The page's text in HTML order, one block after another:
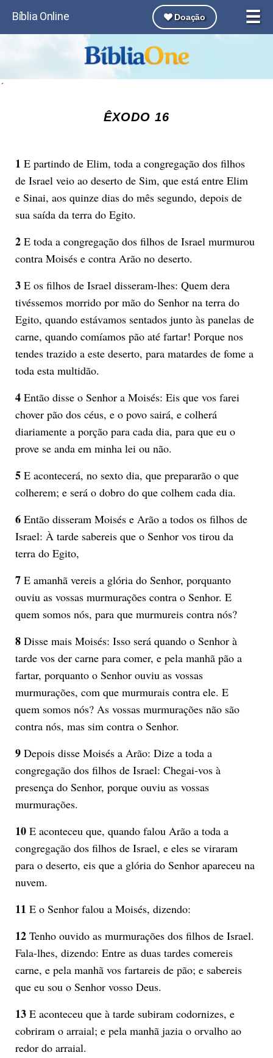
☰
Bíblia Online Doação
´
ÊXODO 16
1 E partindo de Elim, toda a congregação dos filhos
de Israel veio ao deserto de Sim, que está entre Elim
e Sinai, aos quinze dias do mês segundo, depois de
sua saída da terra do Egito.
2E toda a congregação dos filhos de Israel murmurou
contra Moisés e contra Arão no deserto.
3E os filhos de Israel disseram-lhes: Quem dera
tivéssemos morrido por mão do Senhor na terra do
Egito, quando estávamos sentados junto às panelas de
carne, quando comíamos pão até fartar! Porque nos
tendes trazido a este deserto, para matardes de fome a
toda esta multidão.
4Então disse o Senhor a Moisés: Eis que vos farei
chover pão dos céus, e o povo sairá, e colherá
diariamente a porção para cada dia, para que eu o
prove se anda em minha lei ou não.
5E acontecerá, no sexto dia, que prepararão o que
colherem; e será o dobro do que colhem cada dia.
6Então disseram Moisés e Arão a todos os filhos de
Israel: À tarde sabereis que o Senhor vos tirou da
terra do Egito,
7E amanhã vereis a glória do Senhor, porquanto
ouviu as vossas murmurações contra o Senhor. E
quem somos nós, para que murmureis contra nós?
8Disse mais Moisés: Isso será quando o Senhor à
tarde vos der carne para comer, e pela manhã pão a
fartar, porquanto o Senhor ouviu as vossas
murmurações, com que murmurais contra ele. E
quem somos nós? As vossas murmurações não são
contra nós, mas sim contra o Senhor.
9Depois disse Moisés a Arão: Dize a toda a
congregação dos filhos de Israel: Chegai-vos à
presença do Senhor, porque ouviu as vossas
murmurações.
10E aconteceu que, quando falou Arão a toda a
congregação dos filhos de Israel, e eles se viraram
para o deserto, eis que a glória do Senhor apareceu na
nuvem.
11 E o Senhor falou a Moisés, dizendo:
12Tenho ouvido as murmurações dos filhos de Israel.
Fala-lhes, dizendo: Entre as duas tardes comereis
carne, e pela manhã vos fartareis de pão; e sabereis
que eu sou o Senhor vosso Deus.
13E aconteceu que à tarde subiram codornizes, e
cobriram o arraial; e pela manhã jazia o orvalho ao
redor do arraial.